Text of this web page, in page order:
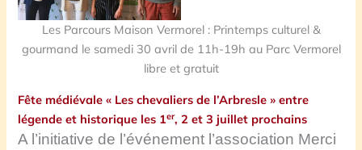
Les Parcours Maison Vermorel : Printemps culturel &
gourmand le samedi 30 avril de 11h-19h au Parc Vermorel
libre et gratuit
Fête médiévale « Les chevaliers de l’Arbresle » entre
légende et historique les 1er, 2 et 3 juillet prochains
A l’initiative de l’événement l’association Merci